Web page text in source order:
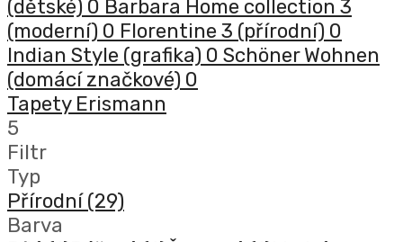
(dětské) 0 Barbara Home collection 3
(moderní) 0 Florentine 3 (přírodní) 0
Indian Style (grafika) 0 Schöner Wohnen
(domácí značkové) 0
Tapety Erismann
5
Filtr
Typ
Přírodní(29)
Barva